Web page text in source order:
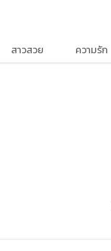
สาวสวย ความรัก